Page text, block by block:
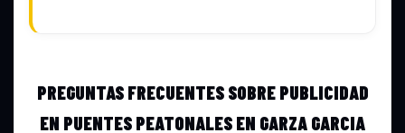
PREGUNTAS FRECUENTES SOBRE PUBLICIDAD
EN PUENTES PEATONALES EN GARZA GARCIA